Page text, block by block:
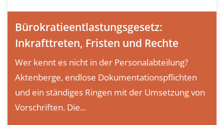
Bürokratieentlastungsgesetz:
Inkrafttreten, Fristen und Rechte
Wer kennt es nicht in der Personalabteilung?
Aktenberge, endlose Dokumentationspflichten
und ein ständiges Ringen mit der Umsetzung von
Vorschriften. Die...